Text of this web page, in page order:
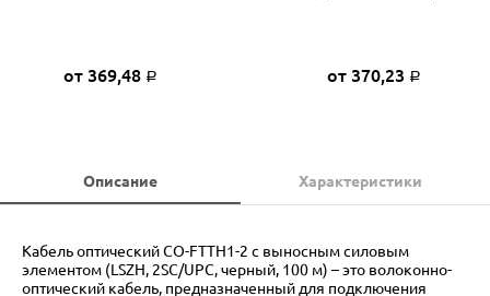
от 369,48 Р от 370,23 Р
Описание Характеристики
Кабель оптический CO-FTTH1-2 с выносным силовым
элементом (LSZH, 2SC/UPC, черный, 100 м) – это волоконно-
оптический кабель, предназначенный для подключения